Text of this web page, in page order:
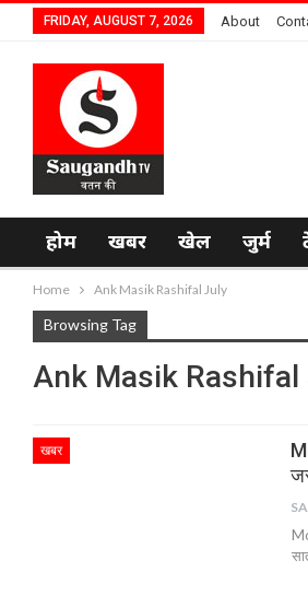
FRIDAY, AUGUST 7, 2026 About
होम खबर खेल जुर्म
Home Ank Masik Rashifal July
Browsing Tag
Ank Masik Rashifal
खबर